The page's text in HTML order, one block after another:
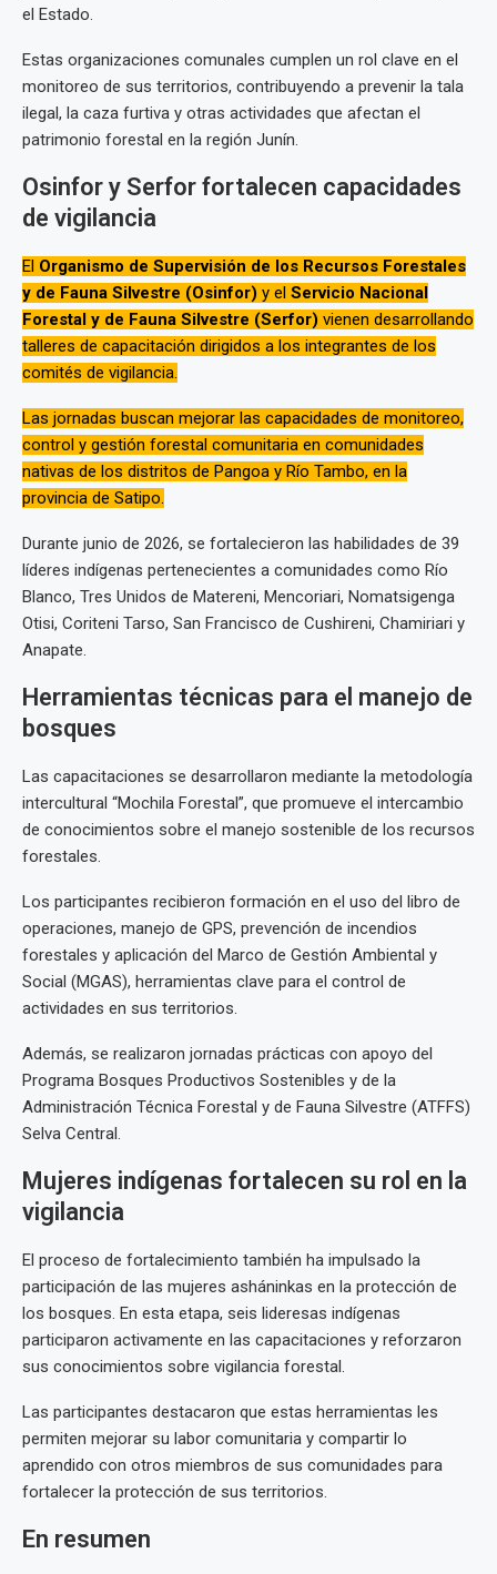
el Estado.
Estas organizaciones comunales cumplen un rol clave en el
monitoreo de sus territorios, contribuyendo a prevenir la tala
ilegal, la caza furtiva y otras actividades que afectan el
patrimonio forestal en la región Junín.
Osinfor y Serfor fortalecen capacidades
de vigilancia
El Organismo de Supervisión de los Recursos Forestales
y de Fauna Silvestre (Osinfor) y el Servicio Nacional
Forestal y de Fauna Silvestre (Serfor) vienen desarrollando
talleres de capacitación dirigidos a los integrantes de los
comités de vigilancia.
Las jornadas buscan mejorar las capacidades de monitoreo,
control y gestión forestal comunitaria en comunidades
nativas de los distritos de Pangoa y Río Tambo, en la
provincia de Satipo.
Durante junio de 2026, se fortalecieron las habilidades de 39
líderes indígenas pertenecientes a comunidades como Río
Blanco, Tres Unidos de Matereni, Mencoriari, Nomatsigenga
Otisi, Coriteni Tarso, San Francisco de Cushireni, Chamiriari y
Anapate.
Herramientas técnicas para el manejo de
bosques
Las capacitaciones se desarrollaron mediante la metodología
intercultural “Mochila Forestal”, que promueve el intercambio
de conocimientos sobre el manejo sostenible de los recursos
forestales.
Los participantes recibieron formación en el uso del libro de
operaciones, manejo de GPS, prevención de incendios
forestales y aplicación del Marco de Gestión Ambiental y
Social (MGAS), herramientas clave para el control de
actividades en sus territorios.
Además, se realizaron jornadas prácticas con apoyo del
Programa Bosques Productivos Sostenibles y de la
Administración Técnica Forestal y de Fauna Silvestre (ATFFS)
Selva Central.
Mujeres indígenas fortalecen su rol en la
vigilancia
El proceso de fortalecimiento también ha impulsado la
participación de las mujeres asháninkas en la protección de
los bosques. En esta etapa, seis lideresas indígenas
participaron activamente en las capacitaciones y reforzaron
sus conocimientos sobre vigilancia forestal.
Las participantes destacaron que estas herramientas les
permiten mejorar su labor comunitaria y compartir lo
aprendido con otros miembros de sus comunidades para
fortalecer la protección de sus territorios.
En resumen